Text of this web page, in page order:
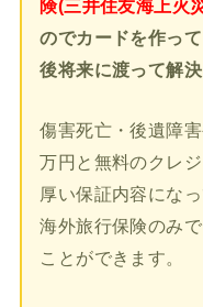
険(三井住友海上火
のでカードを作っ
後将来に渡って解決
傷害死亡・後遺障
万円と無料のクレ
厚い保証内容になっ
海外旅行保険のみ
ことができます。